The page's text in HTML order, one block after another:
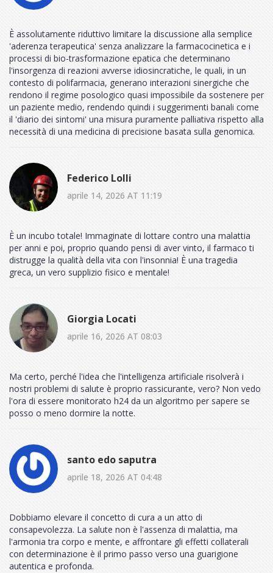
È assolutamente riduttivo limitare la discussione alla semplice
'aderenza terapeutica' senza analizzare la farmacocinetica e i
processi di bio-trasformazione epatica che determinano
l'insorgenza di reazioni avverse idiosincratiche, le quali, in un
contesto di polifarmacia, generano interazioni sinergiche che
rendono il regime posologico quasi impossibile da sostenere per
un paziente medio, rendendo quindi i suggerimenti banali come
il 'diario dei sintomi' una misura puramente palliativa rispetto alla
necessità di una medicina di precisione basata sulla genomica.
Federico Lolli
aprile 14, 2026 AT 11:19
È un incubo totale! Immaginate di lottare contro una malattia
per anni e poi, proprio quando pensi di aver vinto, il farmaco ti
distrugge la qualità della vita con l'insonnia! È una tragedia
greca, un vero supplizio fisico e mentale!
Giorgia Locati
aprile 16, 2026 AT 08:03
Ma certo, perché l'idea che l'intelligenza artificiale risolverà i
nostri problemi di salute è proprio rassicurante, vero? Non vedo
l'ora di essere monitorato h24 da un algoritmo per sapere se
posso o meno dormire la notte.
santo edo saputra
aprile 18, 2026 AT 04:48
Dobbiamo elevare il concetto di cura a un atto di
consapevolezza. La salute non è l'assenza di malattia, ma
l'armonia tra corpo e mente, e affrontare gli effetti collaterali
con determinazione è il primo passo verso una guarigione
autentica e profonda.